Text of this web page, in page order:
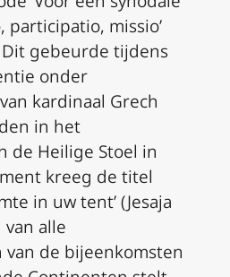
participatio, missio’
gebeurde tijdens
onder
kardinaal Grech
in het
de Heilige Stoel in
kreeg de titel
in uw tent’ (Jesaja
alle
de bijeenkomsten